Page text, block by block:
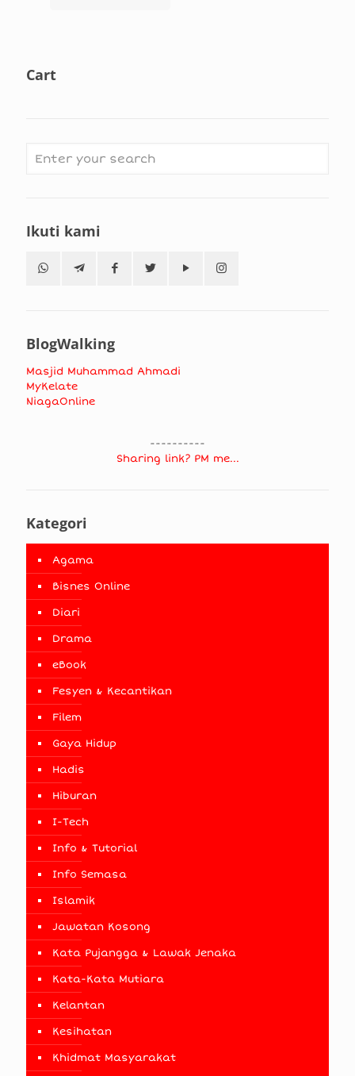
Cart
Ikuti kami
BlogWalking
Masjid Muhammad Ahmadi
MyKelate
NiagaOnline
----------
Sharing link? PM me...
Kategori
Agama
Bisnes Online
Diari
Drama
eBook
Fesyen & Kecantikan
Filem
Gaya Hidup
Hadis
Hiburan
I-Tech
Info & Tutorial
Info Semasa
Islamik
Jawatan Kosong
Kata Pujangga & Lawak Jenaka
Kata-Kata Mutiara
Kelantan
Kesihatan
Khidmat Masyarakat